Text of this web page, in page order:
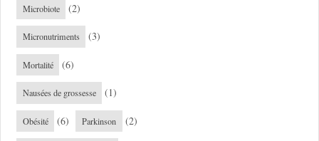
Microbiote (2)
Micronutriments (3)
Mortalité (6)
Nausées de grossesse (1)
Obésité (6) Parkinson (2)